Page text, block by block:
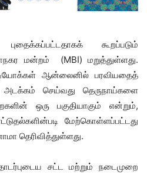
கூறப்படும்
மன்றம் (MBI) மறுத்துள்ளது.
ஆன்லைனில் பரவியதைத்
அடக்கம் செய்வது தெருநாய்களை
ஒரு பகுதியாகும் என்றும்,
மேற்கொள்ளப்பட்டது
தெரிவித்துள்ளது.
சட்ட மற்றும் நடைமுறை